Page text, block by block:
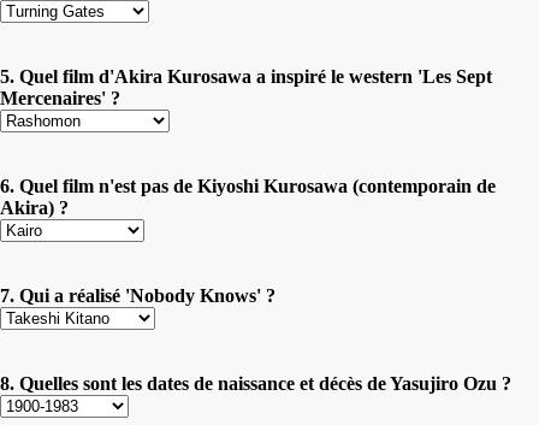
5. Quel film d'Akira Kurosawa a inspiré le western 'Les Sept
Mercenaires' ?
6. Quel film n'est pas de Kiyoshi Kurosawa (contemporain de
Akira) ?
7. Qui a réalisé 'Nobody Knows' ?
8. Quelles sont les dates de naissance et décès de Yasujiro Ozu ?